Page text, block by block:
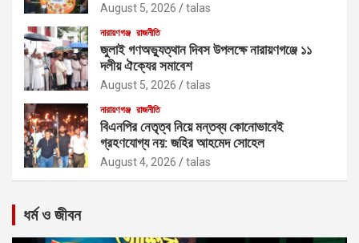
August 5, 2026 talas
নারায়ণগঞ্জ রাজনীতি
জুলাই গণঅভ্যুত্থান দিবস উপলক্ষে নারায়ণগঞ্জে ১১
দলীয় ঐক্যের সমাবেশ
August 5, 2026 talas
নারায়ণগঞ্জ রাজনীতি
বিএনপির নেতৃত্ব নিয়ে মন্তব্য কোনোভাবেই
গ্রহণযোগ্য নয়: জহির আহমেদ সোহেল
August 4, 2026 talas
ধর্ম ও জীবন